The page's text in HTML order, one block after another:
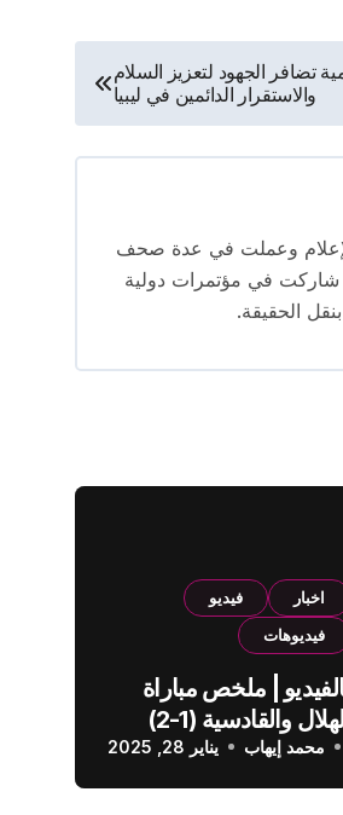
تضافر الجهود لتعزيز السلام
والاستقرار الدائمين في ليبيا
من كلية الإعلام وعملت في عدة صحف
شاركت في مؤتمرات دولية
الحقيقة.
اخبار
فيديو
فيديوهات
| ملخص مباراة
الهلال والقادسية (1-2)
الدوري السعودي
محمد إيهاب يناير 28, 2025